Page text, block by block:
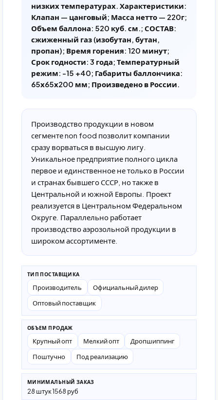
Производство продукции в новом
сегменте non food позволит компании
сразу ворваться в высшую лигу.
Уникальное предприятие полного цикла
первое и единственное не только в России
и странах бывшего СССР, но также в
Центральной и южной Европы. Проект
реализуется в Центральном Федеральном
Округе. Параллельно работает
производство аэрозольной продукции в
широком ассортименте.
низких температурах. Характеристики:
Клапан — цанговый; Масса нетто — 220г;
Объем баллона: 520 куб. см.; СОСТАВ:
сжиженный газ (изобутан, бутан,
пропан); Время горения: 120 минут;
Срок годности: 3 года; Температурный
режим: -15 +40; Габариты баллончика:
65х65х200 мм; Произведено в России.
ТИП ПОСТАВЩИКА
Производитель
Официальный дилер
Оптовый поставщик
ОБЪЕМ ПРОДАЖ
Крупный опт Мелкий опт
Дропшиппинг
Поштучно
Под реализацию
МИНИМАЛЬНЫЙ ЗАКАЗ
28 штук 1568 руб